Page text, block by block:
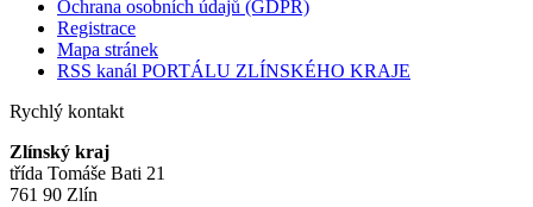
Ochrana osobních údajů (GDPR)
Registrace
Mapa stránek
RSS kanál PORTÁLU ZLÍNSKÉHO KRAJE
Rychlý kontakt
Zlínský kraj
třída Tomáše Bati 21
761 90 Zlín